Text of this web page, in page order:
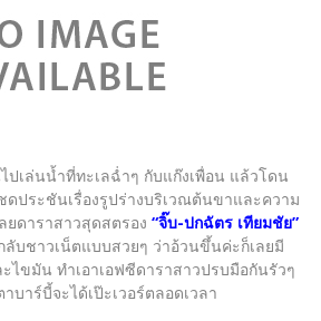
นน้ำที่ทะเลฉ่ำๆ กับแก๊งเพื่อน แล้วโดน
ดประชันเรื่องรูปร่างบริเวณต้นขาและความ
ยดาราสาวสุดสตรอง “จิ๊บ-ปกฉัตร เทียมชัย”
ลับชาวเน็ตแบบสวยๆ ว่าอ้วนขึ้นค่ะก็เลยมี
ไขมัน ทำเอาเอฟซีดาราสาวปรบมือกันรัวๆ
บาร์บี้จะได้เป๊ะเวอร์ตลอดเวลา